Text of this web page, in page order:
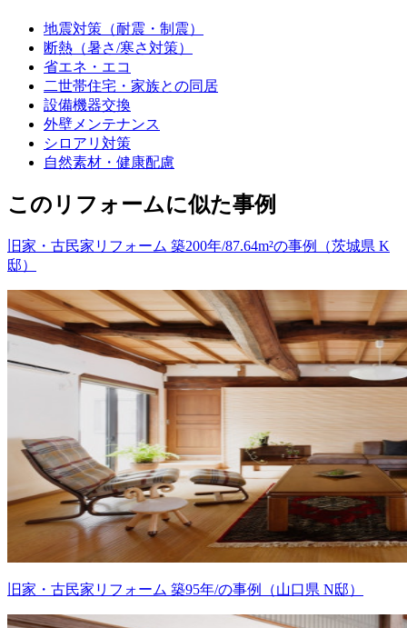
地震対策（耐震・制震）
断熱（暑さ/寒さ対策）
省エネ・エコ
二世帯住宅・家族との同居
設備機器交換
外壁メンテナンス
シロアリ対策
自然素材・健康配慮
このリフォームに似た事例
旧家・古民家リフォーム 築200年/87.64m²の事例（茨城県 K
邸）
旧家・古民家リフォーム 築95年/の事例（山口県 N邸）